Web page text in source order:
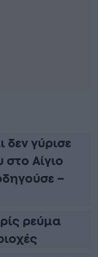
δεν γύρισε
Αίγιο
–
ρεύμα